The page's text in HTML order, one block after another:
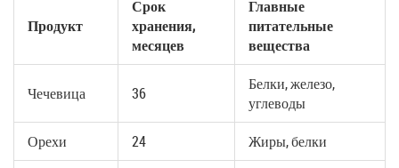
Продукт
Срок
хранения,
месяцев
Главные
питательные
вещества
Чечевица 36
Белки, железо,
углеводы
Орехи
24 Жиры, белки